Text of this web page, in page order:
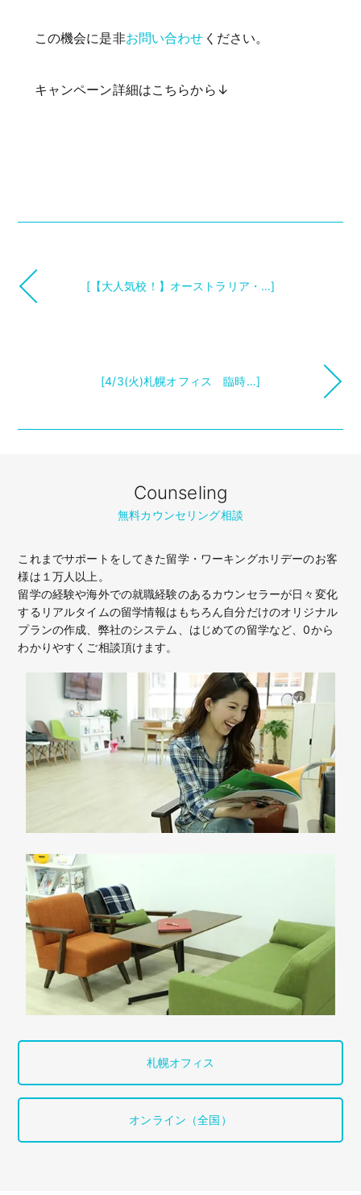
この機会に是非お問い合わせ ください。
キャンペーン詳細はこちらから↓
[【大人気校！】オーストラリア・…]
[4/3(火)札幌オフィス 臨時…]
Counseling
無料カウンセリング相談
これまでサポートをしてきた留学・ワーキングホリデーのお客
様は１万人以上。
留学の経験や海外での就職経験のあるカウンセラーが日々変化
するリアルタイムの留学情報はもちろん自分だけのオリジナル
プランの作成、弊社のシステム、はじめての留学など、0から
わかりやすくご相談頂けます。
札幌オフィス
オンライン（全国）